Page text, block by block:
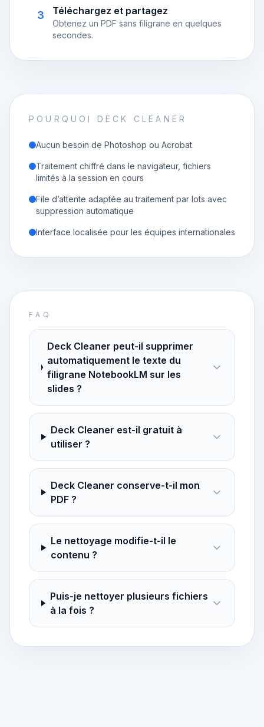
3 Téléchargez et partagez
Obtenez un PDF sans filigrane en quelques
secondes.
POURQUOI DECK CLEANER
Aucun besoin de Photoshop ou Acrobat
Traitement chiffré dans le navigateur, fichiers
limités à la session en cours
File d’attente adaptée au traitement par lots avec
suppression automatique
Interface localisée pour les équipes internationales
FAQ
Deck Cleaner peut-il supprimer
automatiquement le texte du
filigrane NotebookLM sur les
slides ?
Deck Cleaner est-il gratuit à
utiliser ?
Deck Cleaner conserve-t-il mon
PDF ?
Le nettoyage modifie-t-il le
contenu ?
Puis-je nettoyer plusieurs fichiers
à la fois ?